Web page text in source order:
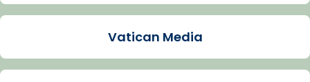
Arquebisbat de Barcelona
La Carmina va patir depressió. Fa gairebé
dos mesos, a l'Estadi Lluís Companys, la
Vatican Media